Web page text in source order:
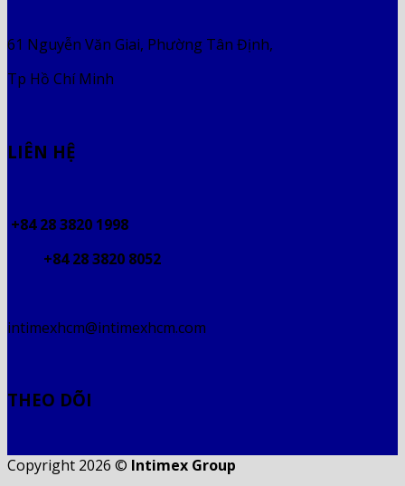
61 Nguyễn Văn Giai, Phường Tân Định,
Tp Hồ Chí Minh
LIÊN HỆ
+84 28 3820 1998
+84 28 3820 8052
intimexhcm@intimexhcm.com
THEO DÕI
Copyright 2026 © Intimex Group